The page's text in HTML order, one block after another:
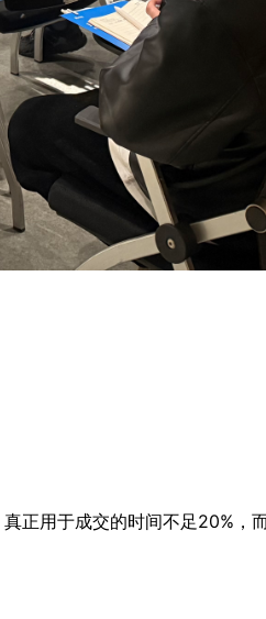
正用于成交的时间不足20%，